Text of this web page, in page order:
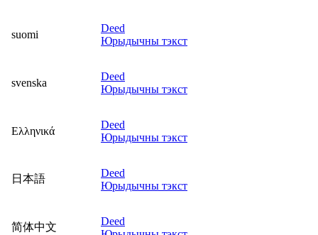
suomi
Deed
Юрыдычны тэкст
svenska
Deed
Юрыдычны тэкст
Ελληνικά
Deed
Юрыдычны тэкст
日本語
Deed
Юрыдычны тэкст
简体中文
Deed